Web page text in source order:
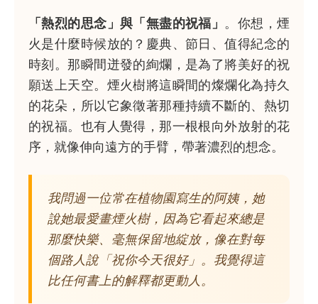
「熱烈的思念」與「無盡的祝福」 。你想，煙
火是什麼時候放的？慶典、節日、值得紀念的
時刻。那瞬間迸發的絢爛，是為了將美好的祝
願送上天空。煙火樹將這瞬間的燦爛化為持久
的花朵，所以它象徵著那種持續不斷的、熱切
的祝福。也有人覺得，那一根根向外放射的花
序，就像伸向遠方的手臂，帶著濃烈的想念。
我問過一位常在植物園寫生的阿姨，她
說她最愛畫煙火樹，因為它看起來總是
那麼快樂、毫無保留地綻放，像在對每
個路人說「祝你今天很好」。我覺得這
比任何書上的解釋都更動人。